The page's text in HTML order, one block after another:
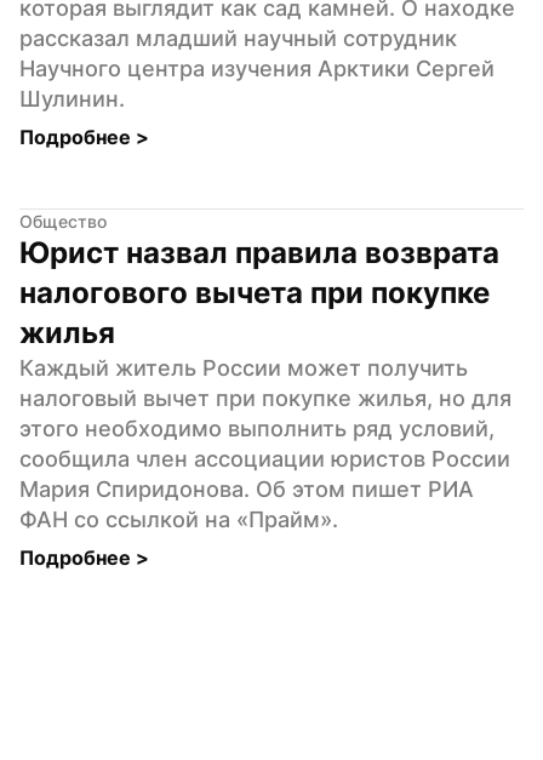
которая выглядит как сад камней. О находке
рассказал младший научный сотрудник
Научного центра изучения Арктики Сергей
Шулинин.
Подробнее >
Общество
Юрист назвал правила возврата
налогового вычета при покупке
жилья
Каждый житель России может получить
налоговый вычет при покупке жилья, но для
этого необходимо выполнить ряд условий,
сообщила член ассоциации юристов России
Мария Спиридонова. Об этом пишет РИА
ФАН со ссылкой на «Прайм».
Подробнее >